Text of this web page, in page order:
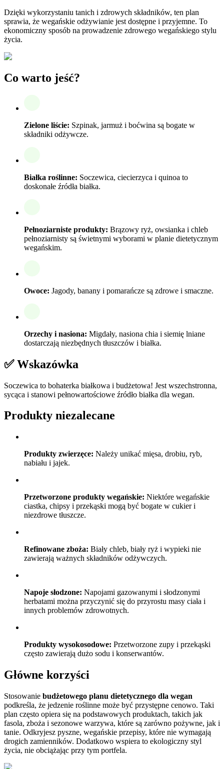
Dzięki wykorzystaniu tanich i zdrowych składników, ten plan
sprawia, że wegańskie odżywianie jest dostępne i przyjemne. To
ekonomiczny sposób na prowadzenie zdrowego wegańskiego stylu
życia.
Co warto jeść?
Zielone liście: Szpinak, jarmuż i boćwina są bogate w
składniki odżywcze.
Białka roślinne: Soczewica, ciecierzyca i quinoa to
doskonałe źródła białka.
Pełnoziarniste produkty: Brązowy ryż, owsianka i chleb
pełnoziarnisty są świetnymi wyborami w planie dietetycznym
wegańskim.
Owoce: Jagody, banany i pomarańcze są zdrowe i smaczne.
Orzechy i nasiona: Migdały, nasiona chia i siemię lniane
dostarczają niezbędnych tłuszczów i białka.
✅ Wskazówka
Soczewica to bohaterka białkowa i budżetowa! Jest wszechstronna,
sycąca i stanowi pełnowartościowe źródło białka dla wegan.
Produkty niezalecane
Produkty zwierzęce: Należy unikać mięsa, drobiu, ryb,
nabiału i jajek.
Przetworzone produkty wegańskie: Niektóre wegańskie
ciastka, chipsy i przekąski mogą być bogate w cukier i
niezdrowe tłuszcze.
Refinowane zboża: Biały chleb, biały ryż i wypieki nie
zawierają ważnych składników odżywczych.
Napoje słodzone: Napojami gazowanymi i słodzonymi
herbatami można przyczynić się do przyrostu masy ciała i
innych problemów zdrowotnych.
Produkty wysokosodowe: Przetworzone zupy i przekąski
często zawierają dużo sodu i konserwantów.
Główne korzyści
Stosowanie budżetowego planu dietetycznego dla wegan
podkreśla, że jedzenie roślinne może być przystępne cenowo. Taki
plan często opiera się na podstawowych produktach, takich jak
fasola, zboża i sezonowe warzywa, które są zarówno pożywne, jak i
tanie. Odkryjesz pyszne, wegańskie przepisy, które nie wymagają
drogich zamienników. Dodatkowo wspiera to ekologiczny styl
życia, nie obciążając przy tym portfela.